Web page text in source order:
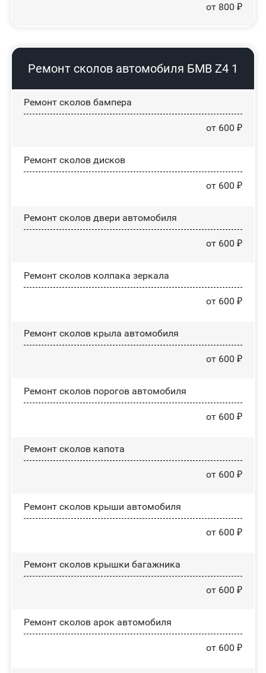
от 800 ₽
Ремонт сколов автомобиля БМВ Z4 1
Ремонт сколов бампера
от 600 ₽
Ремонт сколов дисков
от 600 ₽
Ремонт сколов двери автомобиля
от 600 ₽
Ремонт сколов колпака зеркала
от 600 ₽
Ремонт сколов крыла автомобиля
от 600 ₽
Ремонт сколов порогов автомобиля
от 600 ₽
Ремонт сколов капота
от 600 ₽
Ремонт сколов крыши автомобиля
от 600 ₽
Ремонт сколов крышки багажника
от 600 ₽
Ремонт сколов арок автомобиля
от 600 ₽